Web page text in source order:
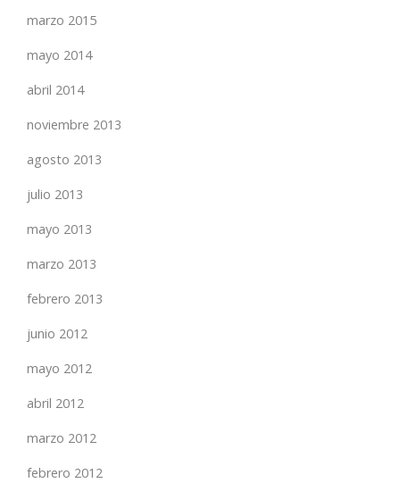
marzo 2015
mayo 2014
abril 2014
noviembre 2013
agosto 2013
julio 2013
mayo 2013
marzo 2013
febrero 2013
junio 2012
mayo 2012
abril 2012
marzo 2012
febrero 2012